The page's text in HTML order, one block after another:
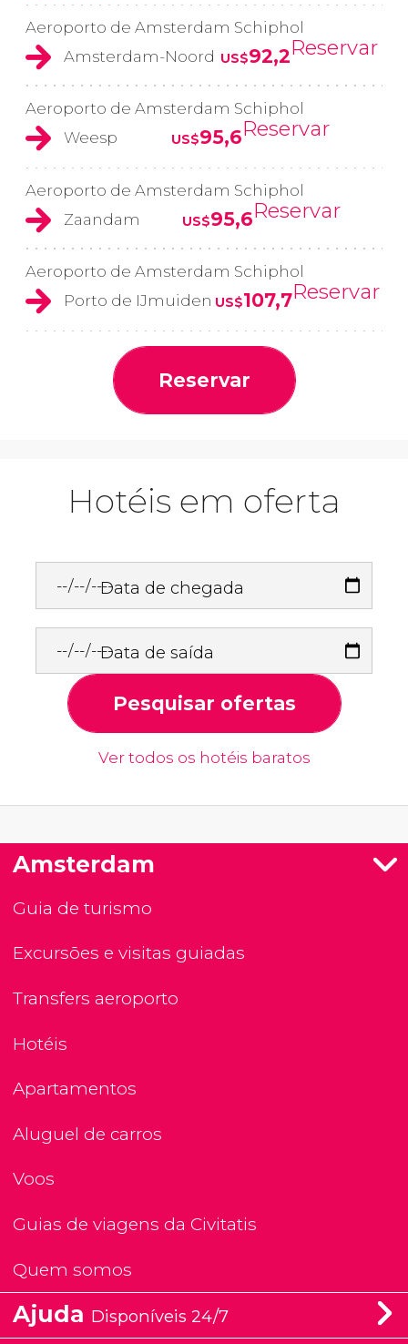
Aeroporto de Amsterdam Schiphol
Amsterdam-Noord US$92,2Reservar
Aeroporto de Amsterdam Schiphol
Weesp
US$95,6Reservar
Aeroporto de Amsterdam Schiphol
Zaandam
US$95,6Reservar
Aeroporto de Amsterdam Schiphol
Porto de IJmuiden US$107,7Reservar
Reservar
Hotéis em oferta
Data de chegada
Data de saída
Pesquisar ofertas
Ver todos os hotéis baratos
Amsterdam
Guia de turismo
Excursões e visitas guiadas
Transfers aeroporto
Hotéis
Apartamentos
Aluguel de carros
Voos
Guias de viagens da Civitatis
Quem somos
Ajuda Disponíveis 24/7